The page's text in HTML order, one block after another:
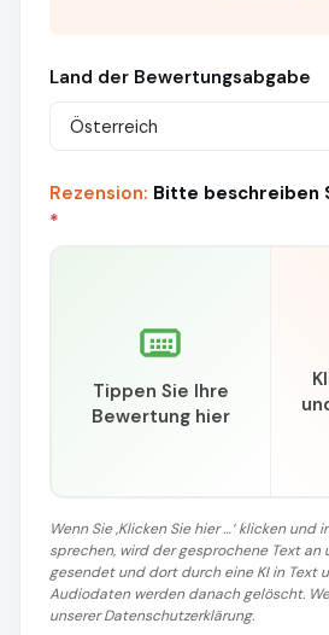
Land der Bewertungsabgabe
Rezension: Bitte beschreiben
*
Tippen Sie Ihre
Bewertung hier
Wenn Sie ‚Klicken Sie hier …‘ klicken und
sprechen, wird der gesprochene Text an
gesendet und dort durch eine KI in Text
Audiodaten werden danach gelöscht.
unserer Datenschutzerklärung.